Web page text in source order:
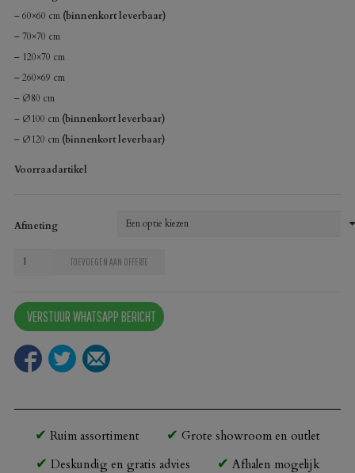
– 60×60 cm (binnenkort leverbaar)
– 70×70 cm
– 120×70 cm
– 260×69 cm
– Ø80 cm
– Ø100 cm (binnenkort leverbaar)
– Ø120 cm (binnenkort leverbaar)
Voorraadartikel
Afmeting
Compact
New
Delhi
Groen
TOEVOEGEN AAN OFFERTE
VERSTUUR WHATSAPP BERICHT
Ruim assortiment
Grote showroom en outlet
Deskundig en gratis advies
Afhalen mogelijk